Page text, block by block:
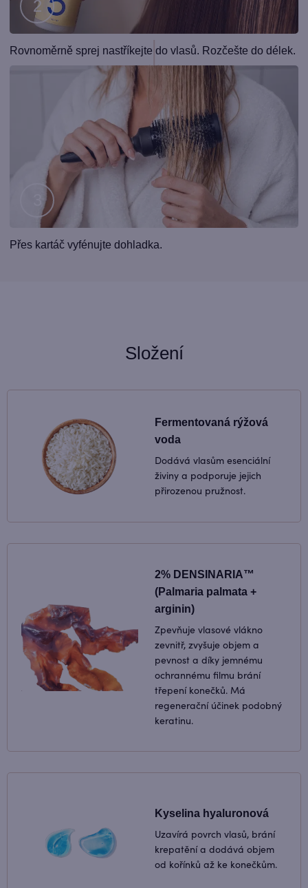
Krok
Rovnoměrně sprej nastříkejte do vlasů. Rozčešte do délek.
Krok
Přes kartáč vyfénujte dohladka.
Složení
Fermentovaná rýžová
voda
Dodává vlasům esenciální
živiny a podporuje jejich
přirozenou pružnost.
2% DENSINARIA™
(Palmaria palmata +
arginin)
Zpevňuje vlasové vlákno
zevnitř, zvyšuje objem a
pevnost a díky jemnému
ochrannému filmu brání
třepení konečků. Má
regenerační účinek podobný
keratinu.
Kyselina hyaluronová
Uzavírá povrch vlasů, brání
krepatění a dodává objem
od kořínků až ke konečkům.